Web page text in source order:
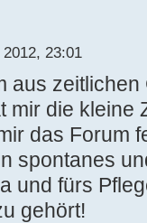
23:01
aus
mir die kleine
das Forum
spontanes
und fürs
gehört!